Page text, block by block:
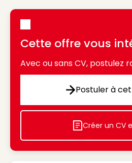
Cette offre vous
Avec ou sans CV, postulez
Postuler à
Icon
Créer un CV